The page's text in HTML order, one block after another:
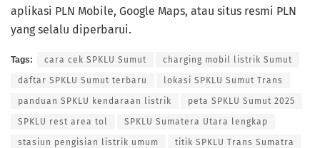
aplikasi PLN Mobile, Google Maps, atau situs resmi PLN
yang selalu diperbarui.
Tags: cara cek SPKLU Sumut charging mobil listrik Sumut
daftar SPKLU Sumut terbaru lokasi SPKLU Sumut Trans
panduan SPKLU kendaraan listrik peta SPKLU Sumut 2025
SPKLU rest area tol SPKLU Sumatera Utara lengkap
stasiun pengisian listrik umum titik SPKLU Trans Sumatra